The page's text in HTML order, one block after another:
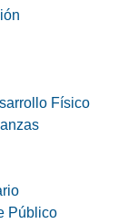
Físico
Público